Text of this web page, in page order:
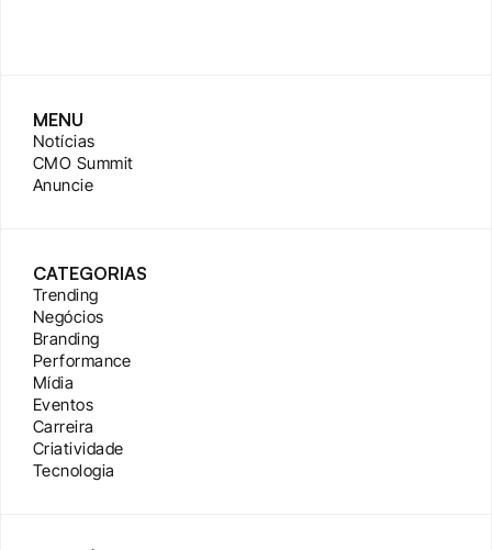
MENU
Notícias
CMO Summit
Anuncie
CATEGORIAS
Trending
Negócios
Branding
Performance
Mídia
Eventos
Carreira
Criatividade
Tecnologia